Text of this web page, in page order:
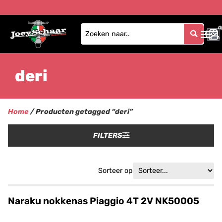
0
0
deri
Home/ Producten getagged “deri”
FILTERS
Sorteer op
Naraku nokkenas Piaggio 4T 2V NK50005